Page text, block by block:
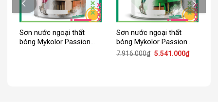
Sơn nước ngoại thất
bóng Mykolor Passion
Sơn nước ngoại thất
bóng Mykolor Passion
Silky For Ext
7.916.000₫ Giá
5.541.000₫Giá
hiện